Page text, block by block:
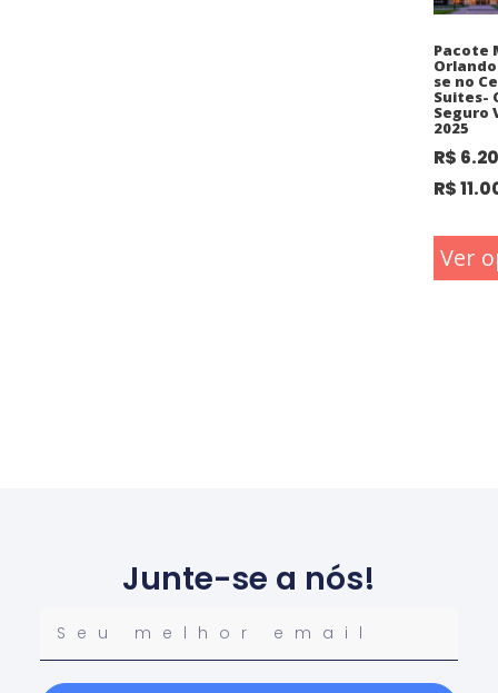
Pacote
se no
Suites-
Seguro
2025
R$
R$
Ver
Junte-se a nós!